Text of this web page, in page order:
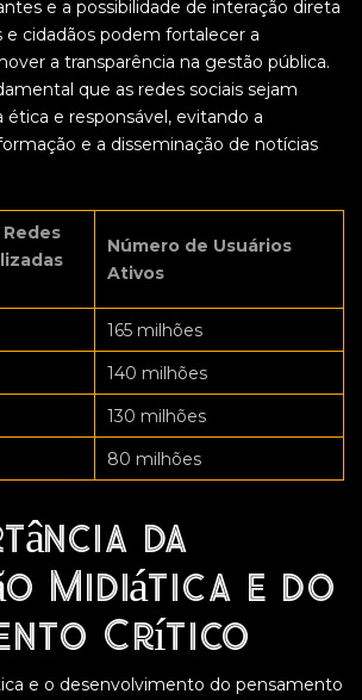
e a possibilidade de interação direta
cidadãos podem fortalecer a
a transparência na gestão pública.
que as redes sociais sejam
e responsável, evitando a
e a disseminação de notícias
Número de Usuários
Ativos
165 milhões
140 milhões
130 milhões
80 milhões
da
Midiática e do
Crítico
e o desenvolvimento do pensamento